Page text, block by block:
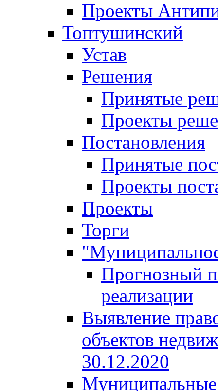
Проекты
Топтушинский
Устав
Решения
Принятые
Проекты
Постановления
Принятые
Проекты
Проекты
Торги
Прогнозный
реализации
Выявление
объектов
30.12.2020
Муниципальные